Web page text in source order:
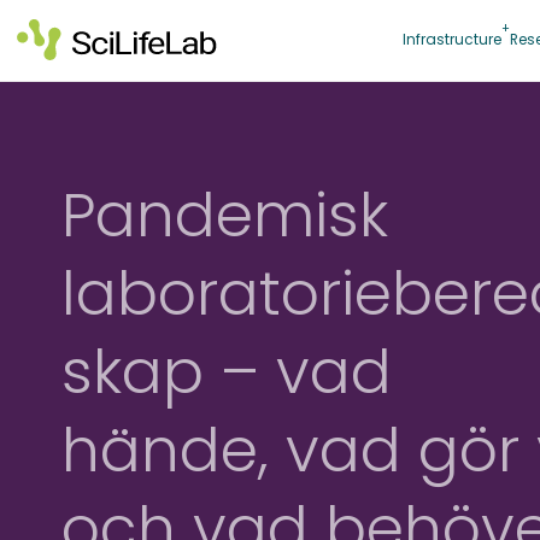
content
Infrastructure
Pandemisk
skap – vad
hände, vad gör